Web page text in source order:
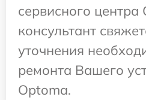
сервисного
консультант
уточнения
ремонта Вашего
Optoma.